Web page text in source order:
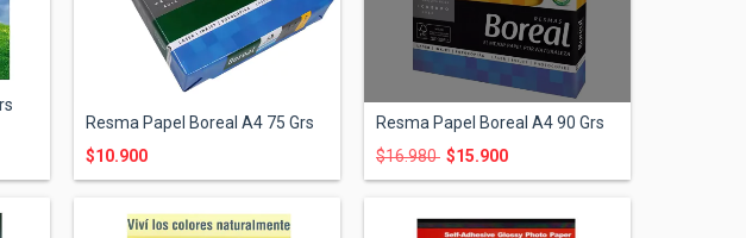
Resma Papel Boreal A4 75 Grs
$10.900
Resma Papel Boreal A4 90 Grs
$16.980 $15.900